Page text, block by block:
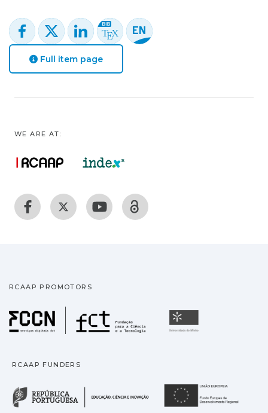
Full item page
WE ARE AT:
RCAAP PROMOTORS
Fundação para a
RCAAP FUNDERS
República Portuguesa